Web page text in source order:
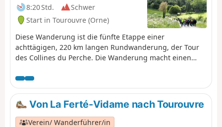
8:20 Std.
Schwer
Start in Tourouvre (Orne)
Diese Wanderung ist die fünfte Etappe einer
achttägigen, 220 km langen Rundwanderung, der Tour
des Collines du Perche. Die Wanderung macht einen
Valdieu, bevor sie nach Mortagne-au-Perche führt, einer
der drei historischen Hauptstädte der ehemaligen
Provinz Perche.
Von La Ferté-Vidame nach Tourouvre
Verein/ Wanderführer/in